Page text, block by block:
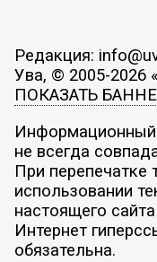
Редакция:
Ува, © 2005-2026
ПОКАЗАТЬ
Информационный
не всегда
При перепечатке
использовании
настоящего
Интернет
обязательна.